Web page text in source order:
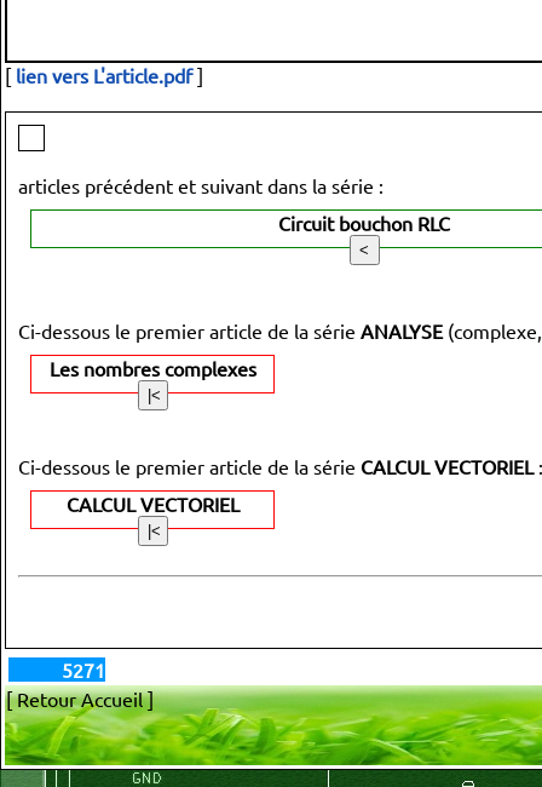
[ lien vers L'article.pdf]
articles précédent et suivant dans la série :
Circuit bouchon RLC
Ci-dessous le premier article de la série ANALYSE
Les nombres complexes
Ci-dessous le premier article de la série CALCUL VECTORIEL:
CALCUL VECTORIEL
5271
[ Retour Accueil ]